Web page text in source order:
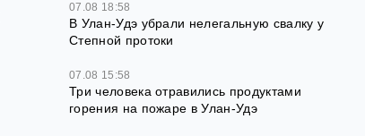
07.08 18:58
В Улан-Удэ убрали нелегальную свалку у
Степной протоки
07.08 15:58
Три человека отравились продуктами
горения на пожаре в Улан-Удэ